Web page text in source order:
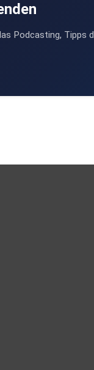
Podcasting, Tipps